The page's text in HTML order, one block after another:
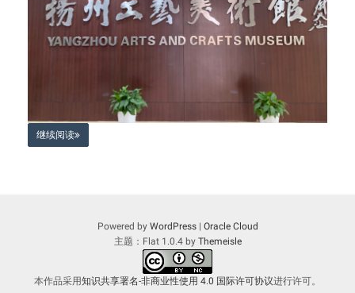
继续阅读
Powered by WordPress| Oracle Cloud
主题：Flat 1.0.4 by Themeisle
本作品采用知识共享署名-非商业性使用 4.0 国际许可协议进行许可。